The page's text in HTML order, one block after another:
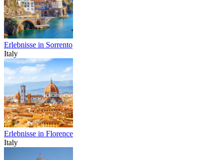
Erlebnisse in Sorrento
Italy
Erlebnisse in Florence
Italy